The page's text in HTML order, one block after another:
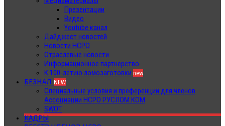
Презентации
Видео
Youtube канал
Дайджест новостей
Новости НСРО
Отраслевые новости
Информационное партнерство
К 100-летию ломозаготовки new
БЕЗНАЛ NEW
Специальные условия и преференции для членов
Ассоциации НСРО РУСЛОМ.КОМ
SWOT
КАДРЫ